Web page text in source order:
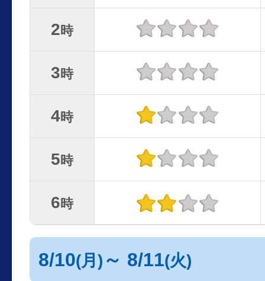
2時
3時
4時
5時
6時
8/10(月) ～ 8/11(火)